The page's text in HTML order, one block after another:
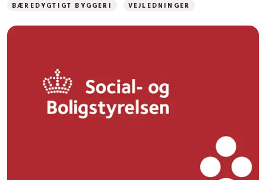
BÆREDYGTIGT BYGGERI VEJLEDNINGER